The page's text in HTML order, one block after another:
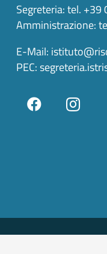
Segreteria: tel.
Amministrazione:
E-Mail:
PEC: